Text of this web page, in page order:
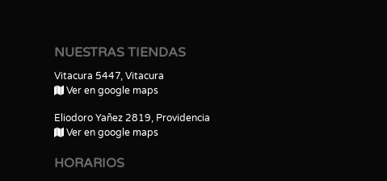
NUESTRAS TIENDAS
Vitacura 5447, Vitacura
Ver en google maps
Eliodoro Yañez 2819, Providencia
Ver en google maps
HORARIOS